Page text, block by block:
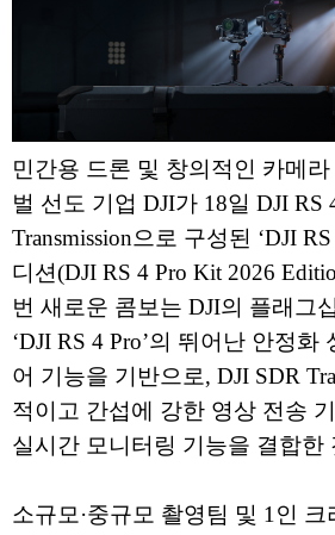
민간용 드론 및 창의적인 카메
벌 선도 기업 DJI가 18일 DJI RS
Transmission으로 구성된 ‘DJI
디션(DJI RS 4 Pro Kit 2026
번 새로운 콤보는 DJI의 플래그
‘DJI RS 4 Pro’의 뛰어난 안정화
어 기능을 기반으로, DJI SDR
적이고 간섭에 강한 영상 전송
실시간 모니터링 기능을 결합한
소규모·중규모 촬영팀 및 1인